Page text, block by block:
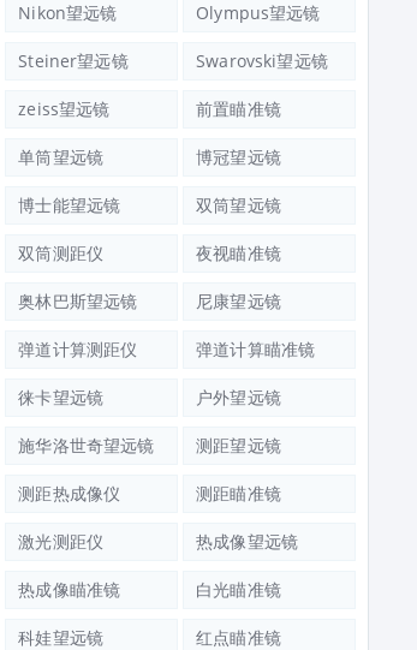
Nikon望远镜 Olympus望远镜
Steiner望远镜 Swarovski望远镜
zeiss望远镜 前置瞄准镜
单筒望远镜 博冠望远镜
博士能望远镜 双筒望远镜
双筒测距仪 夜视瞄准镜
奥林巴斯望远镜 尼康望远镜
弹道计算测距仪 弹道计算瞄准镜
徕卡望远镜 户外望远镜
施华洛世奇望远镜 测距望远镜
测距热成像仪 测距瞄准镜
激光测距仪 热成像望远镜
热成像瞄准镜 白光瞄准镜
科娃望远镜 红点瞄准镜